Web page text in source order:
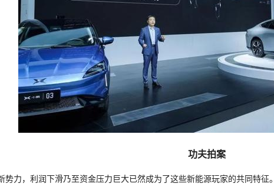
功夫拍案
力，利润下滑乃至资金压力巨大已然成为了这些新能源玩家的共同特征。